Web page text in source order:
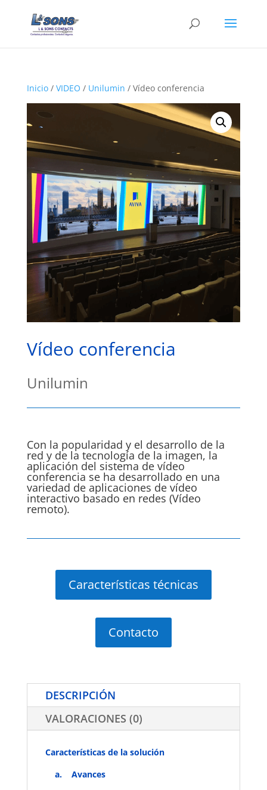
Inicio/ VIDEO / Unilumin / Vídeo conferencia
Vídeo conferencia
Unilumin
Con la popularidad y el desarrollo de la
red y de la tecnología de la imagen, la
aplicación del sistema de vídeo
conferencia se ha desarrollado en una
variedad de aplicaciones de vídeo
interactivo basado en redes (Vídeo
remoto).
Características técnicas
Contacto
DESCRIPCIÓN
VALORACIONES (0)
Características de la solución
​a. ​Avances